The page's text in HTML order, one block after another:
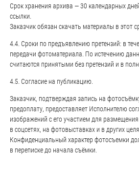
Срок хранения архива — 30 календарных
ссылки.
Заказчик обязан скачать материалы в этот
4.4. Сроки по предъявлению претензий: в
передачи фотоматериала. По истечению
считаются принятыми без претензий и в
4.5. Согласие на публикацию.
Заказчик, подтверждая запись на
предоплату, предоставляет Исполнителю
изображений с его участием для
в соцсетях, на фотовыставках и в других
Конфиденциальный характер фотосъемки
в переписке до начала съёмки.